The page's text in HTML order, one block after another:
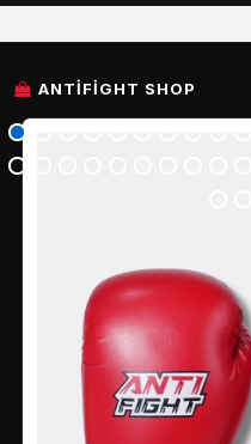
ANTIFIGHT SHOP